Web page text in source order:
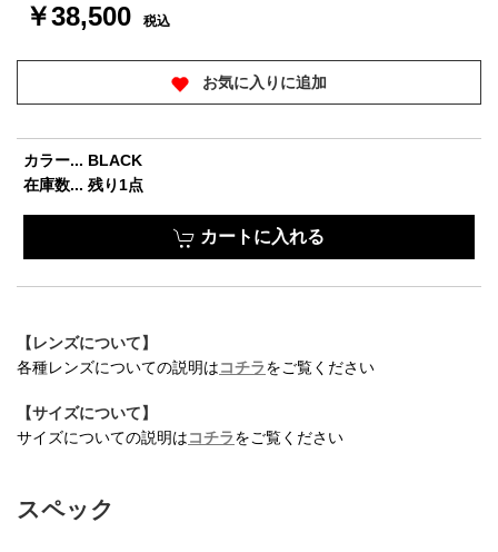
￥38,500 税込
お気に入りに追加
お買い物を続ける
カラー... BLACK
在庫数... 残り1点
カートに入れる
【レンズについて】
各種レンズについての説明はコチラをご覧ください
【サイズについて】
サイズについての説明はコチラをご覧ください
スペック